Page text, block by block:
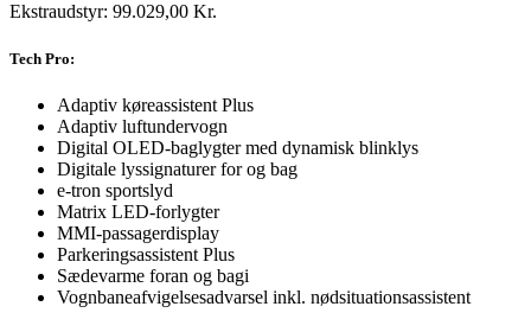
Ekstraudstyr: 99.029,00 Kr.
Tech Pro:
Adaptiv køreassistent Plus
Adaptiv luftundervogn
Digital OLED-baglygter med dynamisk blinklys
Digitale lyssignaturer for og bag
e-tron sportslyd
Matrix LED-forlygter
MMI-passagerdisplay
Parkeringsassistent Plus
Sædevarme foran og bagi
Vognbaneafvigelsesadvarsel inkl. nødsituationsassistent